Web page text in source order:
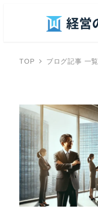
TOP ブログ記事 一覧